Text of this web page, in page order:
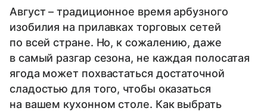
Август – традиционное время арбузного
изобилия на прилавках торговых сетей
по всей стране. Но, к сожалению, даже
в самый разгар сезона, не каждая полосатая
ягода может похвастаться достаточной
сладостью для того, чтобы оказаться
на вашем кухонном столе. Как выбрать